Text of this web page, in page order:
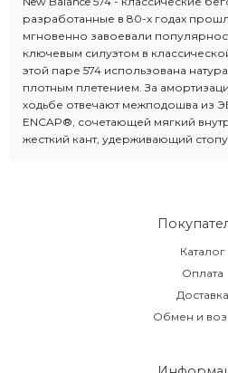
разработанные в 80-х годах
мгновенно завоевали
ключевым силуэтом в
этой паре 574 использована
плотным плетением. За
ходьбе отвечают межподошва из
ENCAP®, сочетающей мягкий
жесткий кант, удерживающий
Каталог
Оплата
Доставка
Обмен и